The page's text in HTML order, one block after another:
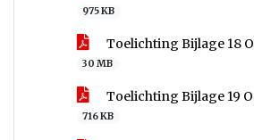
975 KB
Toelichting Bijlage 18
30 MB
Toelichting Bijlage 19
716 KB